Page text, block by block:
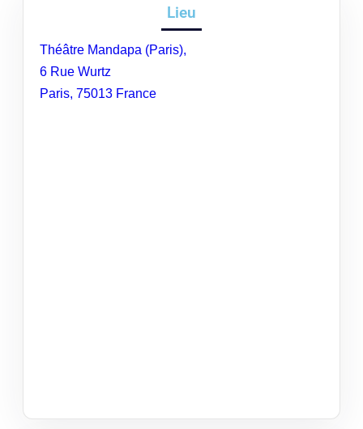
Lieu
Théâtre Mandapa (Paris),
6 Rue Wurtz
Paris, 75013 France